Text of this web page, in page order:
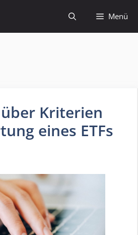
Menü
Kriterien
eines ETFs